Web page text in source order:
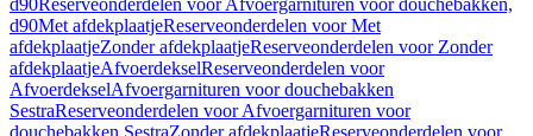
d90Reserveonderdelen voor Afvoergarnituren voor douchebakken,
d90Met afdekplaatjeReserveonderdelen voor Met
afdekplaatjeZonder afdekplaatjeReserveonderdelen voor Zonder
afdekplaatjeAfvoerdekselReserveonderdelen voor
AfvoerdekselAfvoergarnituren voor douchebakken
SestraReserveonderdelen voor Afvoergarnituren voor
douchebakken SestraZonder afdekplaatjeReserveonderdelen voor